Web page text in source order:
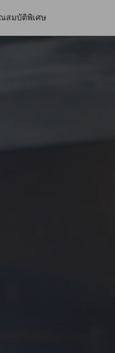
สมบัติพิเศษ